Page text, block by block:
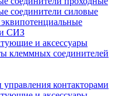
соединители силовые
СИЗ
и аксессуары
клеммных соединителей
контакторами